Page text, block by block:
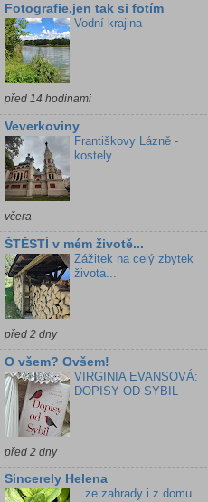
Fotografie,jen tak si fotím
Vodní krajina
před 14 hodinami
Veverkoviny
Františkovy Lázně -
kostely
včera
ŠTĚSTÍ v mém životě...
Zážitek na celý zbytek
života...
před 2 dny
O všem? Ovšem!
VIRGINIA EVANSOVÁ:
DOPISY OD SYBIL
před 2 dny
Sincerely Helena
...ze zahrady i z domu...